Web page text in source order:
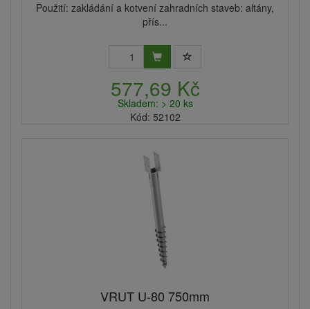
Použití: zakládání a kotvení zahradních staveb: altány,
přís...
577,69 Kč
Skladem: > 20 ks
Kód: 52102
VRUT U-80 750mm